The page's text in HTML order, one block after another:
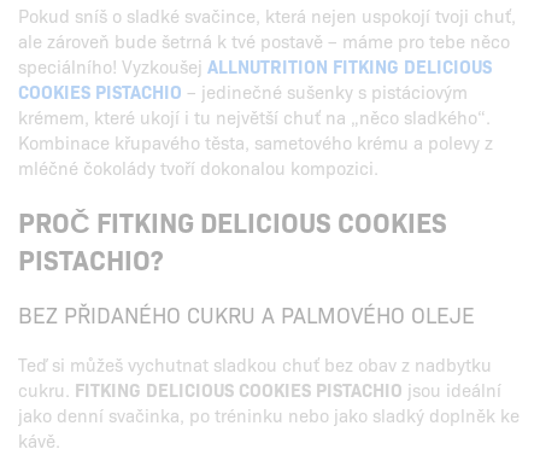
Pokud sníš o sladké svačince, která nejen uspokojí tvoji chuť,
ale zároveň bude šetrná k tvé postavě – máme pro tebe něco
speciálního! Vyzkoušej ALLNUTRITION FITKING DELICIOUS
COOKIES PISTACHIO – jedinečné sušenky s pistáciovým
krémem, které ukojí i tu největší chuť na „něco sladkého“.
Kombinace křupavého těsta, sametového krému a polevy z
mléčné čokolády tvoří dokonalou kompozici.
PROČ FITKING DELICIOUS COOKIES
PISTACHIO?
BEZ PŘIDANÉHO CUKRU A PALMOVÉHO OLEJE
Teď si můžeš vychutnat sladkou chuť bez obav z nadbytku
cukru. FITKING DELICIOUS COOKIES PISTACHIO jsou ideální
jako denní svačinka, po tréninku nebo jako sladký doplněk ke
kávě.